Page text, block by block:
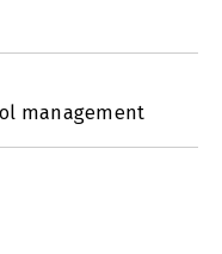
management